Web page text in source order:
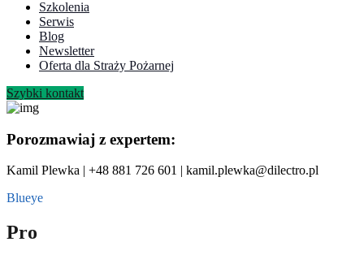
Szkolenia
Serwis
Blog
Newsletter
Oferta dla Straży Pożarnej
Szybki kontakt
Porozmawiaj z expertem:
Kamil Plewka | +48 881 726 601 | kamil.plewka@dilectro.pl
Blueye
Pro